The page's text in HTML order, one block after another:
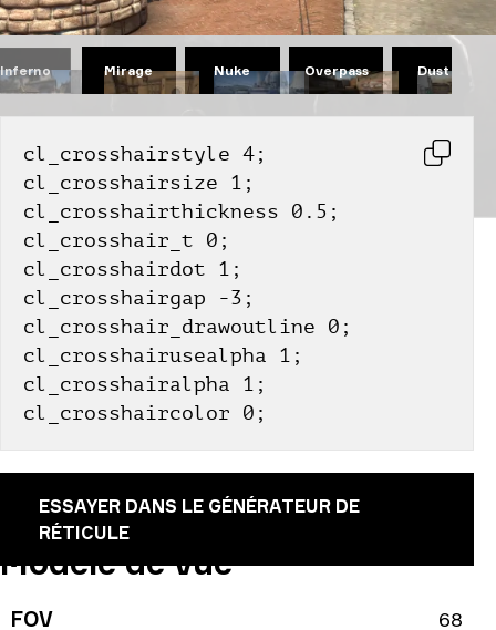
Inferno Mirage Nuke Overpass Dust II
cl_crosshairstyle 4;
cl_crosshairsize 1;
cl_crosshairthickness 0.5;
cl_crosshair_t 0;
cl_crosshairdot 1;
cl_crosshairgap -3;
cl_crosshair_drawoutline 0;
cl_crosshairusealpha 1;
cl_crosshairalpha 1;
cl_crosshaircolor 0;
ESSAYER DANS LE GÉNÉRATEUR DE
RÉTICULE
Modèle de vue
FOV 68